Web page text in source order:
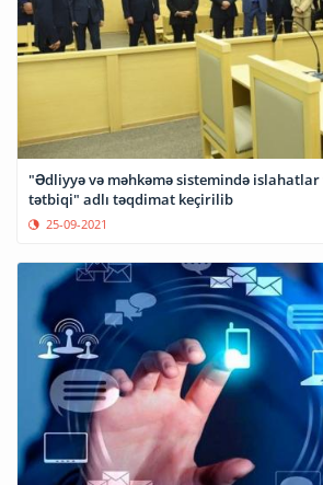
"Ədliyyə və məhkəmə sistemində
tətbiqi" adlı təqdimat keçirilib
25-09-2021